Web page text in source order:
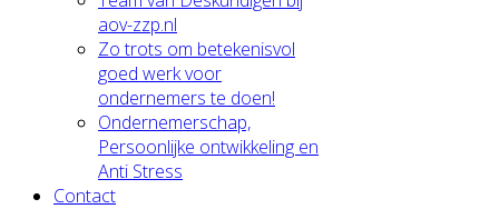
aov-zzp.nl
Zo trots om betekenisvol
goed werk voor
ondernemers te doen!
Ondernemerschap,
Persoonlijke ontwikkeling en
Anti Stress
Contact